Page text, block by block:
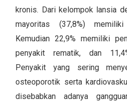
kronis. Dari kelompok lansia
mayoritas (37,8%)
Kemudian 22,9% memiliki
penyakit rematik, dan
Penyakit yang sering
osteoporotik serta
disebabkan adanya